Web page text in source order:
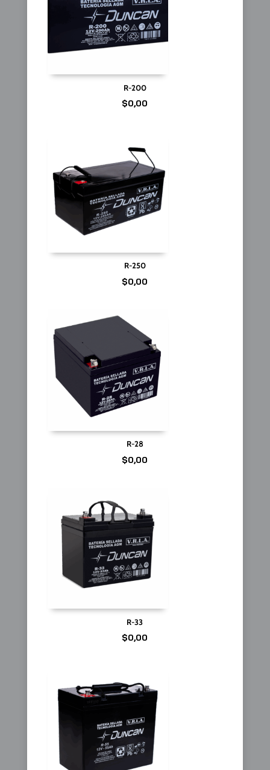
R-200
$0,00
R-250
$0,00
R-28
$0,00
R-33
$0,00